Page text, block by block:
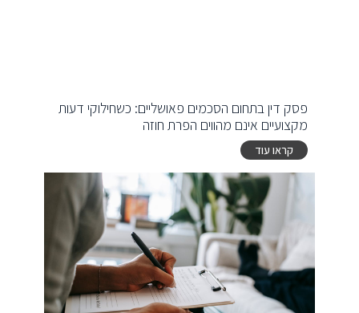
פסק דין בתחום הסכמים פאושליים: כשחילוקי דעות
מקצועיים אינם מהווים הפרת חוזה
קראו עוד